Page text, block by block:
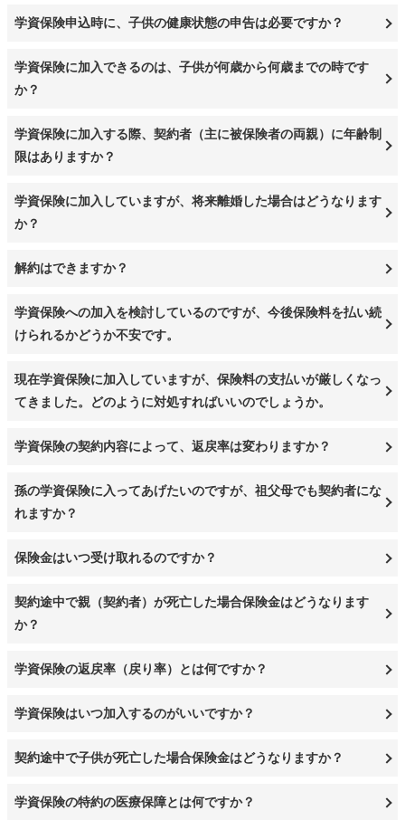
学資保険申込時に、子供の健康状態の申告は必要ですか？
学資保険に加入できるのは、子供が何歳から何歳までの時です
か？
学資保険に加入する際、契約者（主に被保険者の両親）に年齢制
限はありますか？
学資保険に加入していますが、将来離婚した場合はどうなります
か？
解約はできますか？
学資保険への加入を検討しているのですが、今後保険料を払い続
けられるかどうか不安です。
現在学資保険に加入していますが、保険料の支払いが厳しくなっ
てきました。どのように対処すればいいのでしょうか。
学資保険の契約内容によって、返戻率は変わりますか？
孫の学資保険に入ってあげたいのですが、祖父母でも契約者にな
れますか？
保険金はいつ受け取れるのですか？
契約途中で親（契約者）が死亡した場合保険金はどうなります
か？
学資保険の返戻率（戻り率）とは何ですか？
学資保険はいつ加入するのがいいですか？
契約途中で子供が死亡した場合保険金はどうなりますか？
学資保険の特約の医療保障とは何ですか？